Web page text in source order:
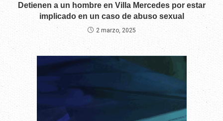
Detienen a un hombre en Villa Mercedes por estar
implicado en un caso de abuso sexual
2 marzo, 2025